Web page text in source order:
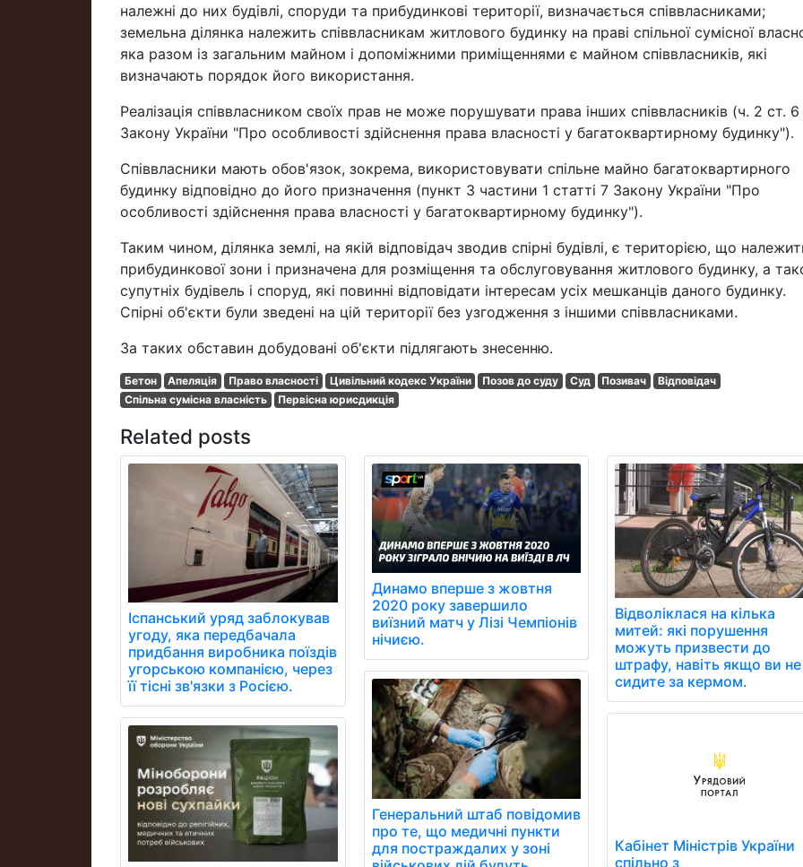
належні до них будівлі, споруди та прибудинкові території, визначається співвласниками;
земельна ділянка належить співвласникам житлового будинку на праві спільної сумісної
яка разом із загальним майном і допоміжними приміщеннями є майном співвласників, які
визначають порядок його використання.
Реалізація співвласником своїх прав не може порушувати права інших співвласників (ч. 2 ст. 6
Закону України "Про особливості здійснення права власності у багатоквартирному будинку").
Співвласники мають обов'язок, зокрема, використовувати спільне майно багатоквартирного
будинку відповідно до його призначення (пункт 3 частини 1 статті 7 Закону України "Про
особливості здійснення права власності у багатоквартирному будинку").
Таким чином, ділянка землі, на якій відповідач зводив спірні будівлі, є територією, що
прибудинкової зони і призначена для розміщення та обслуговування житлового будинку, а
супутніх будівель і споруд, які повинні відповідати інтересам усіх мешканців даного будинку.
Спірні об'єкти були зведені на цій території без узгодження з іншими співвласниками.
За таких обставин добудовані об'єкти підлягають знесенню.
Бетон Апеляція Право власності Цивільний кодекс України Позов до суду Суд Позивач
Відповідач
Спільна сумісна власність
Первісна юрисдикція
Related posts
Іспанський уряд заблокував
угоду, яка передбачала
придбання виробника поїздів
угорською компанією, через
її тісні зв'язки з Росією.
Динамо вперше з жовтня
2020 року завершило
виїзний матч у Лізі Чемпіонів
нічиєю.
Генеральний штаб повідомив
про те, що медичні пункти
для постраждалих у зоні
Відволіклася на кілька
митей: які порушення
можуть призвести до
штрафу, навіть якщо ви не
сидите за кермом.
Кабінет Міністрів України
спільно з